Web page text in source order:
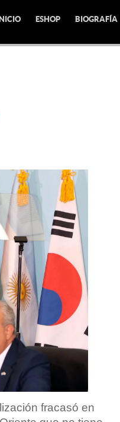
INICIO ESHOP BIOGRAFÍA
fracasó en